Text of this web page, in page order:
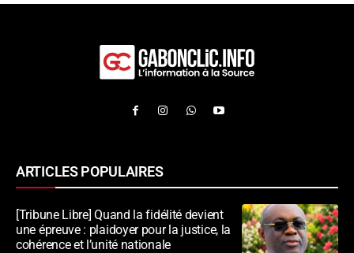
ARTICLES POPULAIRES
[Tribune Libre] Quand la fidélité devient
une épreuve : plaidoyer pour la justice, la
cohérence et l’unité nationale